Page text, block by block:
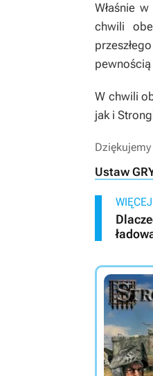
Właśnie
chwili
W chwili
jak i
Ustaw